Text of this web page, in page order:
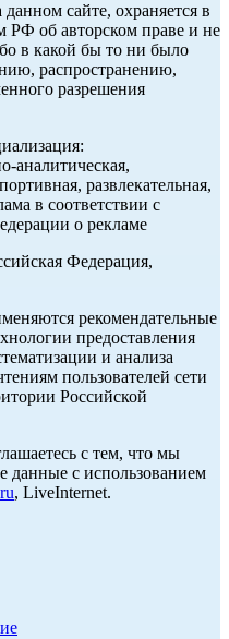
сайте, охраняется в
РФ об авторском праве и не
в какой бы то ни было
распространению,
разрешения
аналитическая,
развлекательная,
в соответствии с
о рекламе
Федерация,
рекомендательные
предоставления
и анализа
пользователей сети
Российской
с тем, что мы
данные с использованием
, LiveInternet.